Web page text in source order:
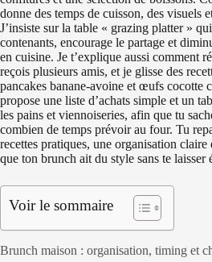
donne des temps de cuisson, des visuels
J’insiste sur la table « grazing platter »
contenants, encourage le partage et
en cuisine. Je t’explique aussi comment
reçois plusieurs amis, et je glisse des
pancakes banane-avoine et œufs cocotte
propose une liste d’achats simple et un
les pains et viennoiseries, afin que tu
combien de temps prévoir au four. Tu
recettes pratiques, une organisation
que ton brunch ait du style sans te laisser
Voir le sommaire
Brunch maison : organisation, timing et